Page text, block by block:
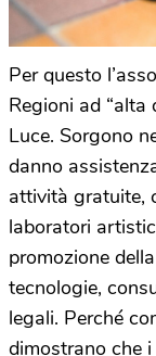
Per questo
Regioni ad “alta
Luce. Sorgono
danno
attività gratuite,
laboratori
promozione
tecnologie,
legali. Perché
dimostrano che